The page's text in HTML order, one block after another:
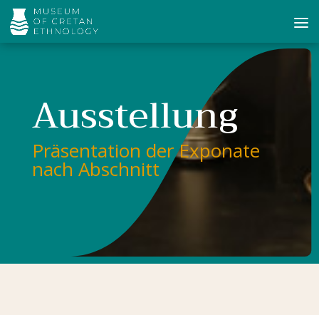
Ausstellung
Präsentation der Exponate
nach Abschnitt